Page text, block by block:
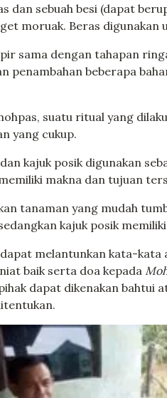
dan sebuah besi (dapat
moruak. Beras digunakan
sama dengan tahapan
penambahan beberapa
suatu ritual yang
yang cukup.
kajuk posik digunakan
makna dan tujuan
tanaman yang mudah
kajuk posik
melantunkan kata-kata
baik serta doa kepada
dapat dikenakan bahtui